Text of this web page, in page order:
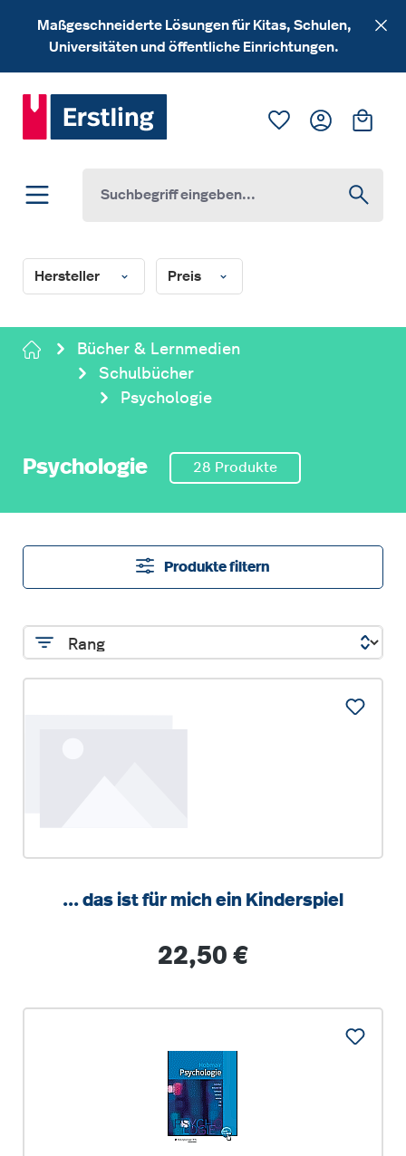
Zum Hauptinhalt springen
Maßgeschneiderte Lösungen für Kitas, Schulen,
Universitäten und öffentliche Einrichtungen.
Du hast 0
Hersteller Preis
Bücher & Lernmedien
Schulbücher
Psychologie
Psychologie 28 Produkte
Produkte filtern
... das ist für mich ein Kinderspiel
Regulärer Preis:
22,50 €